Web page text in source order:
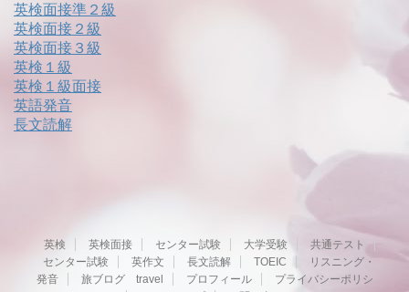
英検面接準２級
英検面接２級
英検面接３級
英検１級
英検１級面接
英語発音
長文読解
英検 英検面接 センター試験 大学受験
共通テスト
センター試験
英作文 長文読解 TOEIC
リスニング・
発音
旅ブログ travel プロフィール
プライバシーポリシ